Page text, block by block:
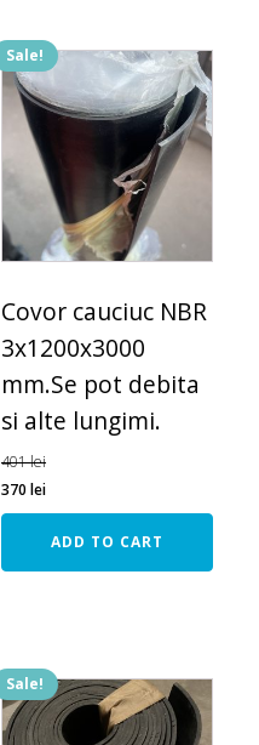
Sale!
Covor cauciuc NBR
3x1200x3000
mm.Se pot debita
si alte lungimi.
401lei
370lei
ADD TO CART
Sale!